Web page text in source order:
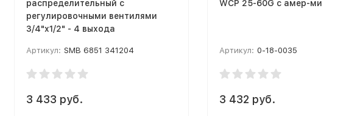
распределительный с
регулировочными вентилями
3/4"x1/2" - 4 выхода
Артикул: SMB 6851 341204
3 433 руб.
WCP 25-60G с амер-ми
Артикул: 0-18-0035
3 432 руб.